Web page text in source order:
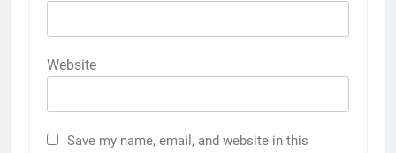
Website
Save my name, email, and website in this